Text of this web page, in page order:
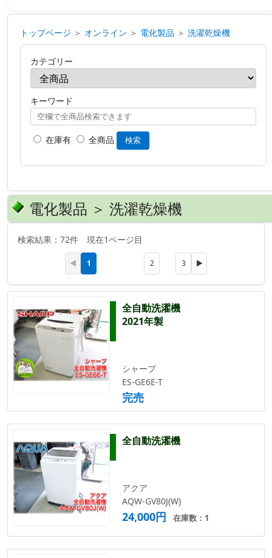
トップページ ＞ オンライン ＞ 電化製品 ＞ 洗濯乾燥機
カテゴリー
キーワード
在庫有 全商品 検索
電化製品 ＞ 洗濯乾燥機
検索結果：72件 現在1ページ目
◀ 1 2 3 ▶
全自動洗濯機
2021年製
シャープ
ES-GE6E-T
完売
全自動洗濯機
アクア
AQW-GV80J(W)
24,000円 在庫数：1